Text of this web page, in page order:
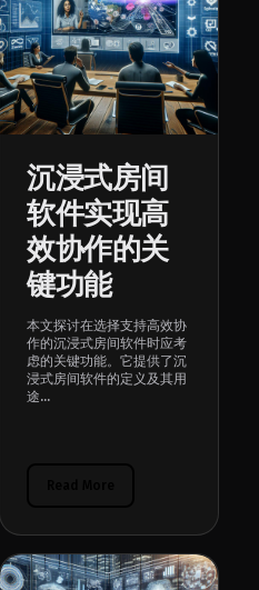
沉浸式房间
软件实现高
效协作的关
键功能
本文探讨在选择支持高效协
作的沉浸式房间软件时应考
虑的关键功能。它提供了沉
浸式房间软件的定义及其用
途...